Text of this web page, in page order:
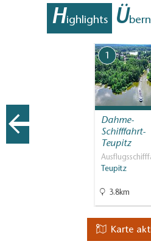
Highlights Ü
1
Dahme-
Schifffahrt-
Teupitz
Teupitz
3.8km
Karte